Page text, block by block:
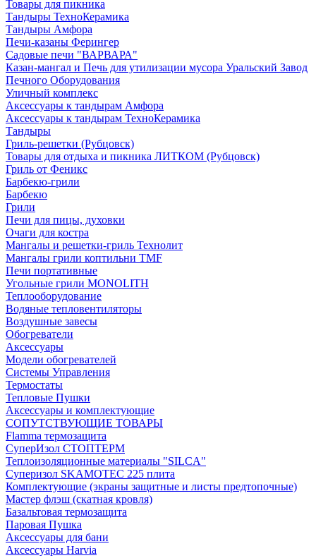
Товары для пикника
Тандыры ТехноКерамика
Тандыры Амфора
Печи-казаны Ферингер
Садовые печи "ВАРВАРА"
Казан-мангал и Печь для утилизации мусора Уральский Завод
Печного Оборудования
Уличный комплекс
Аксессуары к тандырам Амфора
Аксессуары к тандырам ТехноКерамика
Тандыры
Гриль-решетки (Рубцовск)
Товары для отдыха и пикника ЛИТКОМ (Рубцовск)
Гриль от Феникс
Барбекю-грили
Барбекю
Грили
Печи для пицы, духовки
Очаги для костра
Мангалы и решетки-гриль Технолит
Мангалы грили коптильни TMF
Печи портативные
Угольные грили MONOLITH
Теплооборудование
Водяные тепловентиляторы
Воздушные завесы
Обогреватели
Аксессуары
Модели обогревателей
Системы Управления
Термостаты
Тепловые Пушки
Аксессуары и комплектующие
СОПУТСТВУЮЩИЕ ТОВАРЫ
Flamma термозащита
СуперИзол СТОПТЕРМ
Теплоизоляционные материалы "SILCA"
Суперизол SKAMOTEC 225 плита
Комплектующие (экраны защитные и листы предтопочные)
Мастер флэш (скатная кровля)
Базальтовая термозащита
Паровая Пушка
Аксессуары для бани
Аксессуары Harvia